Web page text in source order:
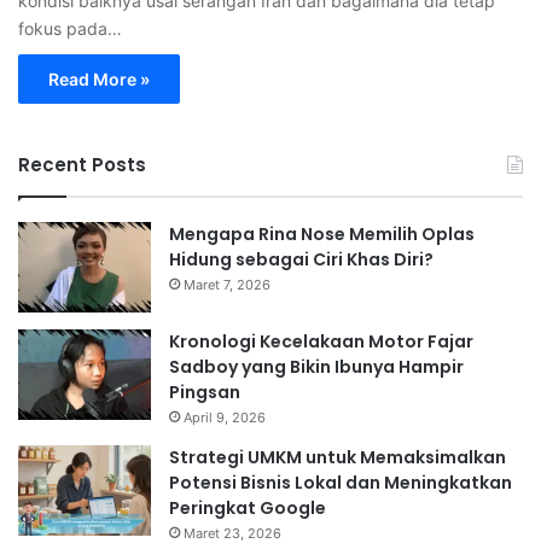
fokus pada…
Read More »
Recent Posts
Mengapa Rina Nose Memilih Oplas
Hidung sebagai Ciri Khas Diri?
Maret 7, 2026
Kronologi Kecelakaan Motor Fajar
Sadboy yang Bikin Ibunya Hampir
Pingsan
April 9, 2026
Strategi UMKM untuk Memaksimalkan
Potensi Bisnis Lokal dan Meningkatkan
Peringkat Google
Maret 23, 2026